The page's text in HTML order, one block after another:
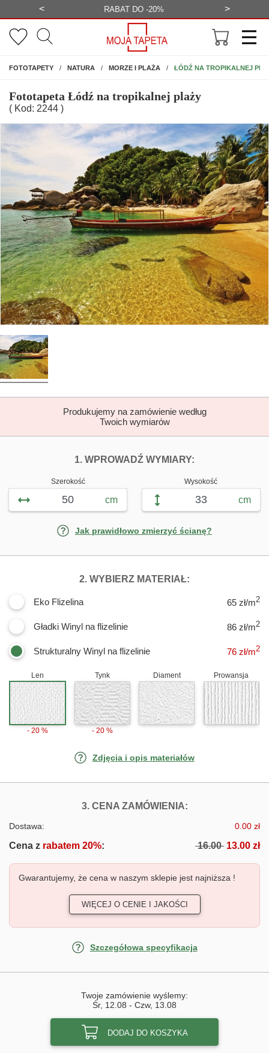
< BEZPŁATNA WIZUALIZACJA >
FOTOTAPETYNA ŚCIANĘ
NATURA MORZE I PLAŻA ŁÓDŹ NA TROPIKALNEJ
Fototapeta Łódź na tropikalnej plaży
( Kod: 2244 )
Produkujemy na zamówienie według
Twoich wymiarów
1. WPROWADŹ WYMIARY:
Szerokość
cm
Wysokość
cm
Jak prawidłowo zmierzyć ścianę?
2. WYBIERZ MATERIAŁ:
Eko Flizelina 65 zł/m2
Gładki Winyl na flizelinie 86 zł/m2
Strukturalny Winyl na flizelinie 76 zł/m2
Len
- 20 %
Tynk
- 20 %
Diament Prowansja
Zdjęcia i opis materiałów
3. CENA ZAMÓWIENIA:FOTOTAPETY
Dostawa: 0.00 zł
Cena z rabatem 20%: 16.00 13.00 zł
Gwarantujemy, że cena w naszym sklepie jest najniższa !
WIĘCEJ O CENIE I JAKOŚCI
Szczegółowa specyfikacja
Twoje zamówienie wyślemy:
Śr, 12.08 - Czw, 13.08
DODAJ DO KOSZYKA